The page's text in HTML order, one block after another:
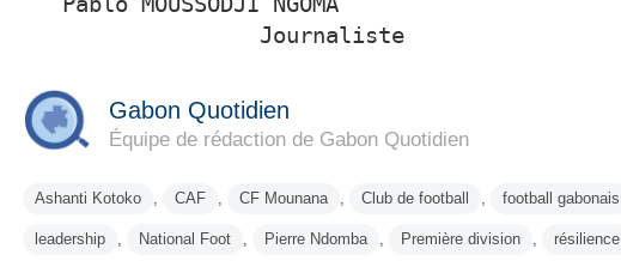
                  Journaliste
Gabon Quotidien
Équipe de rédaction de Gabon Quotidien
Ashanti Kotoko , CAF , CF Mounana , Club de football , football gabonais
leadership , National Foot , Pierre Ndomba , Première division , résilience